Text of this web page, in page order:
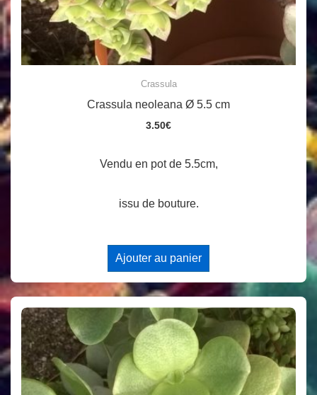
Crassula
Crassula neoleana Ø 5.5 cm
3.50€
Vendu en pot de 5.5cm,
issu de bouture.
Ajouter au panier